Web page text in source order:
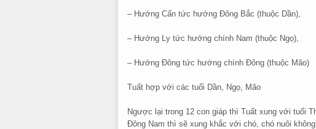
– Hướng Cấn tức hướng Đông Bắc (thuộc Dần),
– Hướng Ly tức hướng chính Nam (thuộc Ngọ),
– Hướng Đông tức hướng chính Đông (thuộc Mão)
Tuất hợp với các tuổi Dần, Ngọ, Mão
Ngược lại trong 12 con giáp thì Tuất xung với tuổi
Đông Nam thì sẽ xung khắc với chó, chó nuôi